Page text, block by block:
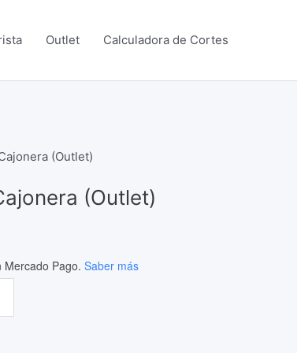
Outlet Calculadora de Cortes
(Outlet)
(Outlet)
Mercado Pago. Saber más